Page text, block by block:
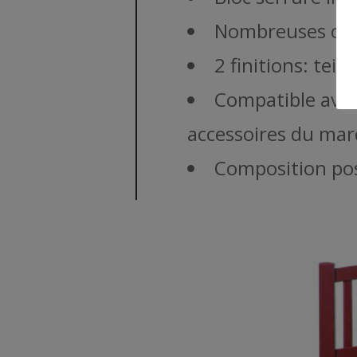
Nombreuses
2 finitions:
Compatible
accessoires du
Composition